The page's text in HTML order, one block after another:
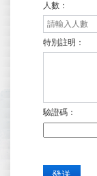
人數：
特別註明：
驗證碼：